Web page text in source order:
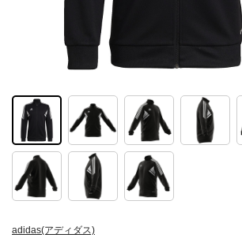
adidas(アディダス)